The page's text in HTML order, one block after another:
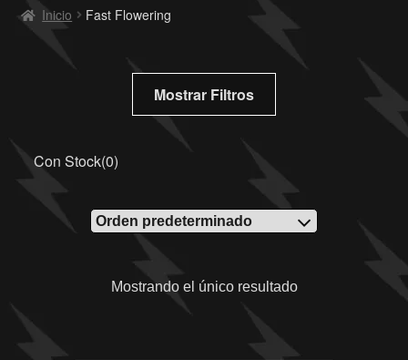
Inicio Fast Flowering
Mostrar Filtros
Con Stock(0)
Mostrando el único resultado